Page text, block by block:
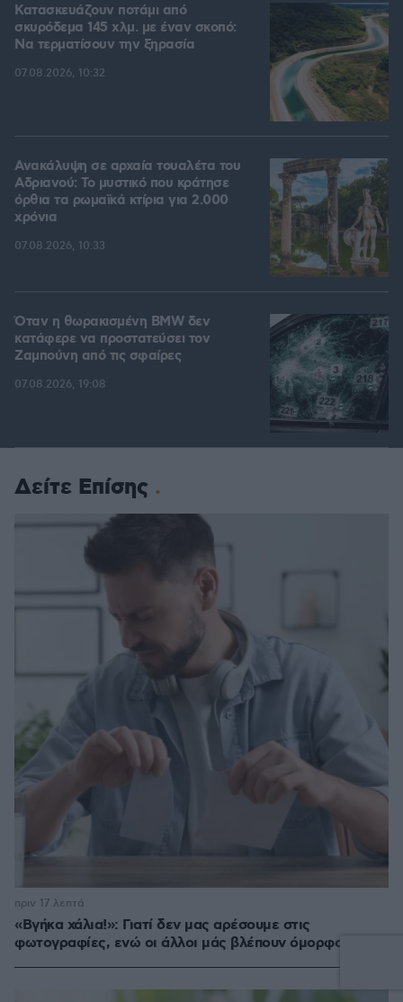
Κατασκευάζουν ποτάμι από
σκυρόδεμα 145 χλμ. με έναν σκοπό:
Να τερματίσουν την ξηρασία
07.08.2026, 10:32
Ανακάλυψη σε αρχαία τουαλέτα του
Αδριανού: Το μυστικό που κράτησε
όρθια τα ρωμαϊκά κτίρια για 2.000
χρόνια
07.08.2026, 10:33
Όταν η θωρακισμένη BMW δεν
κατάφερε να προστατεύσει τον
Ζαμπούνη από τις σφαίρες
07.08.2026, 19:08
Δείτε Επίσης
«Βγήκα χάλια!»: Γιατί δεν μας αρέσουμε στις
φωτογραφίες, ενώ οι άλλοι μάς βλέπουν όμορφους
πριν 17 λεπτά